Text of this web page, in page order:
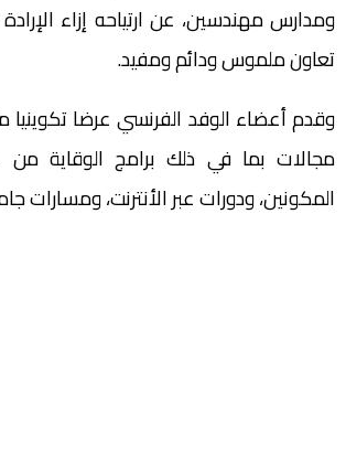
ومدارس مهندسين، عن ارتياحه إزاء
تعاون ملموس ودائم ومفيد.
وقدم أعضاء الوفد الفرنسي عرضا
مجالات بما في ذلك برامج الوقاية من
المكونين، ودورات عبر الأنترنت، ومسارات